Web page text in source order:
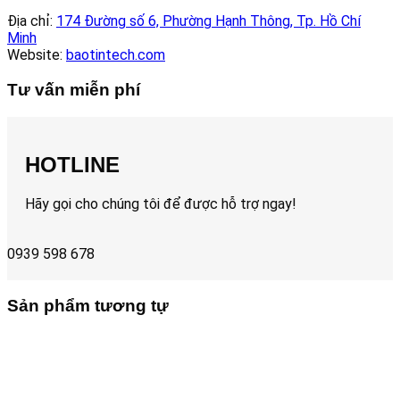
Địa chỉ: 174 Đường số 6, Phường Hạnh Thông, Tp. Hồ Chí
Minh
Website: baotintech.com
Tư vấn miễn phí
HOTLINE
Hãy gọi cho chúng tôi để được hỗ trợ ngay!
0939 598 678
Sản phẩm tương tự